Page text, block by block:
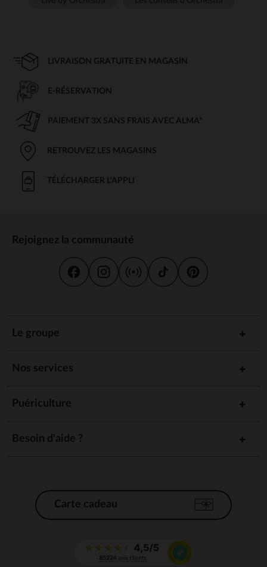
LIVRAISON GRATUITE EN MAGASIN
E-RÉSERVATION
PAIEMENT 3X SANS FRAIS AVEC ALMA*
RETROUVEZ LES MAGASINS
TÉLÉCHARGER L'APPLI
Rejoignez la communauté
Le groupe
Nos services
Puériculture
Besoin d'aide ?
Carte cadeau